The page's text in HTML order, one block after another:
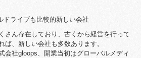
ドライブも比較的新しい会社
さん存在しており、古くから経営を行って
ば、新しい会社も多数あります。
会社gloops、開業当初はグローバルメディ